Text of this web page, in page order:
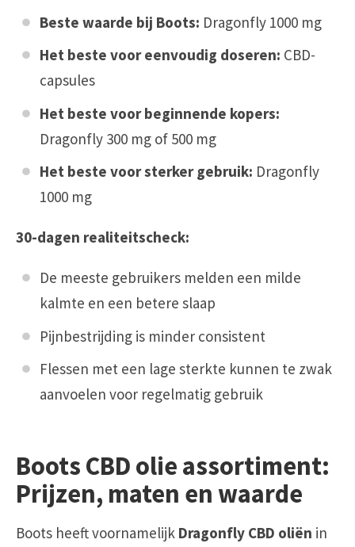
Beste waarde bij Boots: Dragonfly 1000 mg
Het beste voor eenvoudig doseren: CBD-
capsules
Het beste voor beginnende kopers:
Dragonfly 300 mg of 500 mg
Het beste voor sterker gebruik: Dragonfly
1000 mg
30-dagen realiteitscheck:
De meeste gebruikers melden een milde
kalmte en een betere slaap
Pijnbestrijding is minder consistent
Flessen met een lage sterkte kunnen te zwak
aanvoelen voor regelmatig gebruik
Boots CBD olie assortiment:
Prijzen, maten en waarde
Boots heeft voornamelijk Dragonfly CBD oliën in